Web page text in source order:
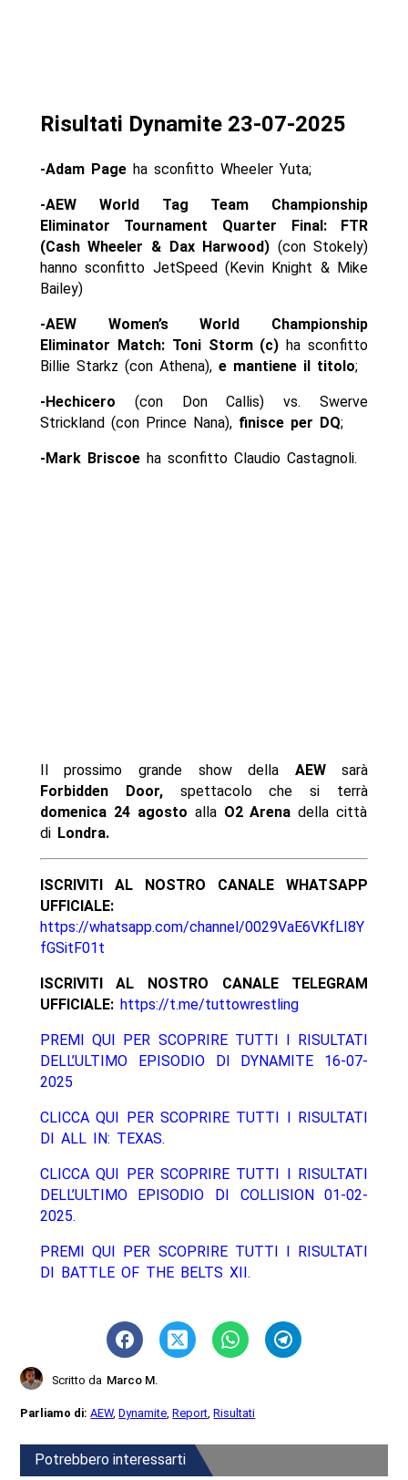
Risultati Dynamite 23-07-2025
-Adam Pageha sconfitto Wheeler Yuta;
-AEW World Tag Team Championship
Eliminator Tournament Quarter Final: FTR
(Cash Wheeler & Dax Harwood) (con Stokely)
hanno sconfitto JetSpeed (Kevin Knight & Mike
Bailey)
-AEW Women’s World Championship
Eliminator Match: Toni Storm (c) ha sconfitto
Billie Starkz (con Athena), e mantiene il titolo;
-Hechicero (con Don Callis) vs. Swerve
Strickland (con Prince Nana),finisce per DQ;
-Mark Briscoeha sconfitto Claudio Castagnoli.
Il prossimo grande show della AEWsarà
Forbidden Door, spettacolo che si terrà
domenica 24 agosto allaO2 Arena della città
di Londra.
ISCRIVITI AL NOSTRO CANALE WHATSAPP
UFFICIALE:
https://whatsapp.com/channel/0029VaE6VKfLI8Y
fGSitF01t
ISCRIVITI AL NOSTRO CANALE TELEGRAM
UFFICIALE: https://t.me/tuttowrestling
PREMI QUI PER SCOPRIRE TUTTI I RISULTATI
DELL’ULTIMO EPISODIO DI DYNAMITE 16-07-
2025
CLICCA QUI PER SCOPRIRE TUTTI I RISULTATI
DI ALL IN: TEXAS.
CLICCA QUI PER SCOPRIRE TUTTI I RISULTATI
DELL’ULTIMO EPISODIO DI COLLISION 01-02-
2025.
PREMI QUI PER SCOPRIRE TUTTI I RISULTATI
DI BATTLE OF THE BELTS XII.
Scritto da Marco M.
Parliamo di:AEW,Dynamite,Report,Risultati
Potrebbero interessarti